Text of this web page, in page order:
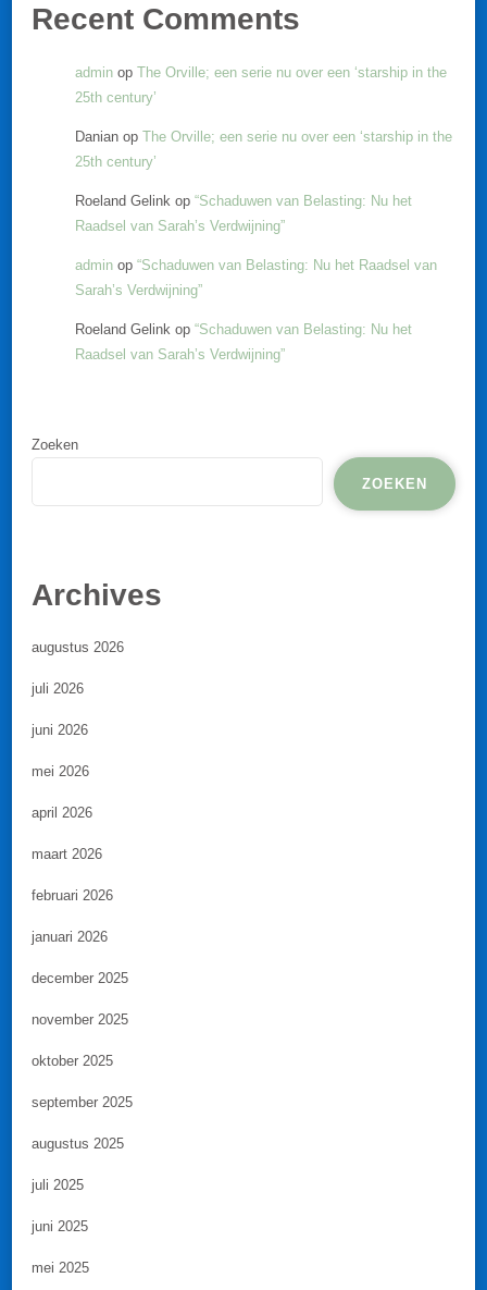
Recent Comments
admin op The Orville; een serie nu over een ‘starship in the
25th century’
Danian op The Orville; een serie nu over een ‘starship in the
25th century’
Roeland Gelink op “Schaduwen van Belasting: Nu het
Raadsel van Sarah’s Verdwijning”
admin op “Schaduwen van Belasting: Nu het Raadsel van
Sarah’s Verdwijning”
Roeland Gelink op “Schaduwen van Belasting: Nu het
Raadsel van Sarah’s Verdwijning”
Zoeken
ZOEKEN
Archives
augustus 2026
juli 2026
juni 2026
mei 2026
april 2026
maart 2026
februari 2026
januari 2026
december 2025
november 2025
oktober 2025
september 2025
augustus 2025
juli 2025
juni 2025
mei 2025